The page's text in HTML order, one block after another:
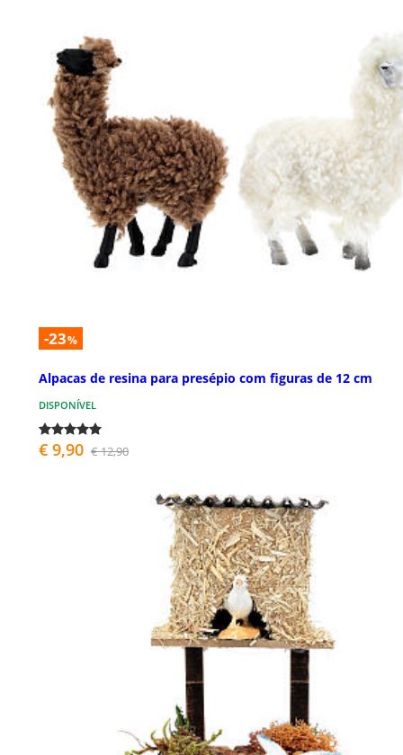
-23%
Alpacas de resina para presépio com figuras de 12 cm
DISPONÍVEL
€ 9,90 € 12,90